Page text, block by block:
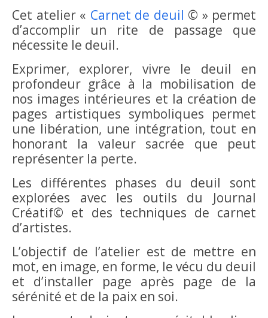
Cet atelier « Carnet de deuil © » permet
d’accomplir un rite de passage que
nécessite le deuil.
Exprimer, explorer, vivre le deuil en
profondeur grâce à la mobilisation de
nos images intérieures et la création de
pages artistiques symboliques permet
une libération, une intégration, tout en
honorant la valeur sacrée que peut
représenter la perte.
Les différentes phases du deuil sont
explorées avec les outils du Journal
Créatif© et des techniques de carnet
d’artistes.
L’objectif de l’atelier est de mettre en
mot, en image, en forme, le vécu du deuil
et d’installer page après page de la
sérénité et de la paix en soi.